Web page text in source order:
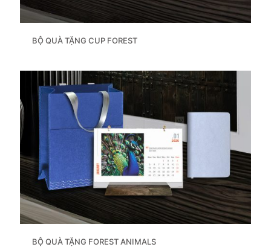
BỘ QUÀ TẶNG CUP FOREST
BỘ QUÀ TẶNG FOREST ANIMALS